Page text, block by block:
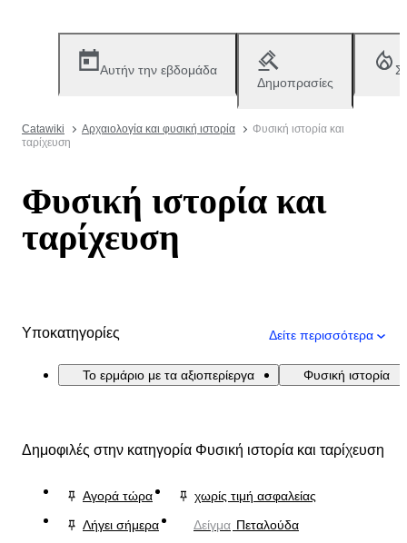
Αυτήν την εβδομάδα
Δημοπρασίες
Catawiki Αρχαιολογία και φυσική ιστορία
Φυσική ιστορία και
ταρίχευση
Φυσική ιστορία και
ταρίχευση
Υποκατηγορίες Δείτε περισσότερα
Το ερμάριο με τα αξιοπερίεργα Φυσική ιστορία
Δημοφιλές στην κατηγορία Φυσική ιστορία και ταρίχευση
Αγορά τώρα
χωρίς τιμή ασφαλείας
Λήγει σήμερα
Δείγμα Πεταλούδα